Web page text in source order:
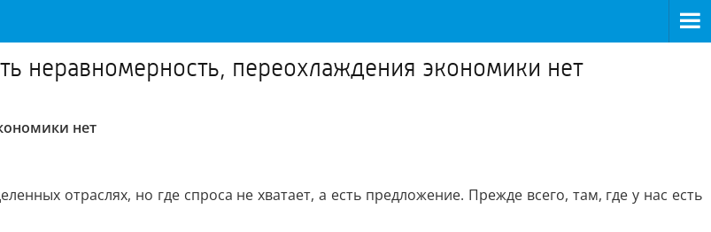
неравномерность, переохлаждения экономики нет
нет
отраслях, но где спроса не хватает, а есть предложение. Прежде всего, там, где у нас есть